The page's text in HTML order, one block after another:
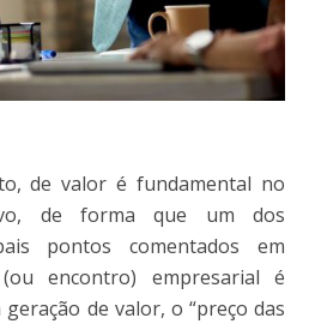
de valor é fundamental no
de forma que um dos
pontos comentados em
encontro) empresarial é
de valor, o “preço das